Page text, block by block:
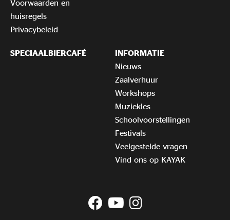
Voorwaarden en
huisregels
Privacybeleid
SPECIAALBIERCAFÉ
INFORMATIE
Nieuws
Zaalverhuur
Workshops
Muziekles
Schoolvoorstellingen
Festivals
Veelgestelde vragen
Vind ons op KAYAK